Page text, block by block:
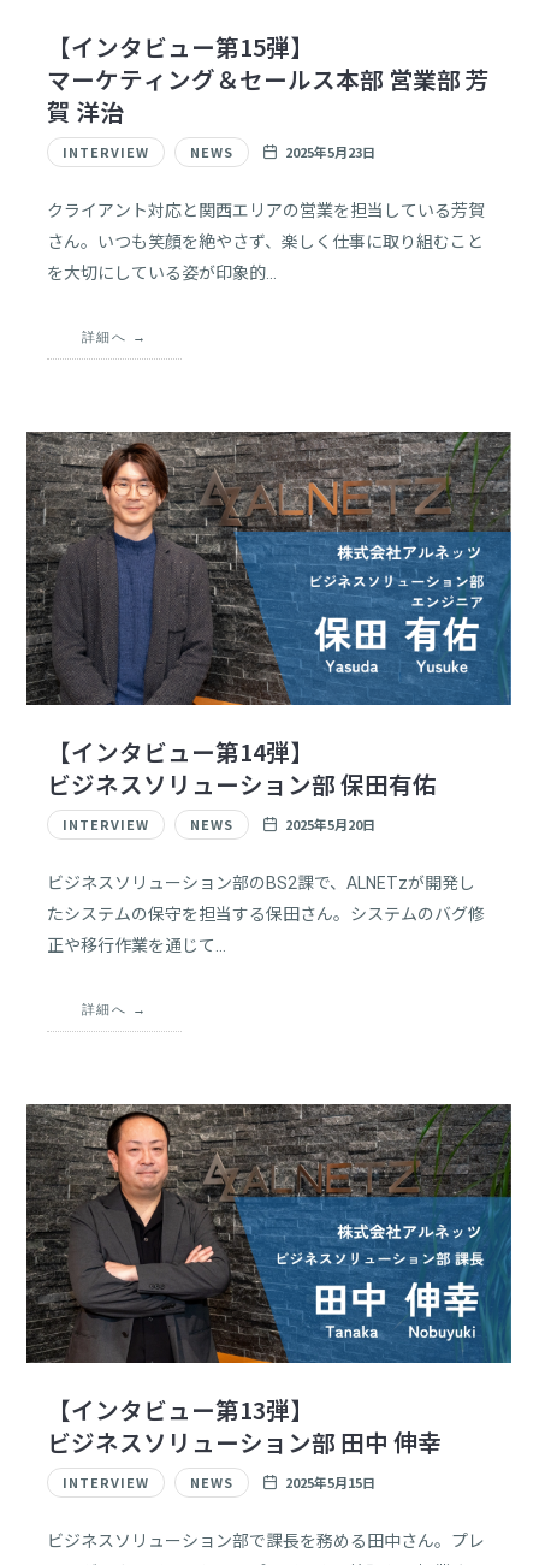
【インタビュー第15弾】
マーケティング＆セールス本部 営業部 芳
賀 洋治
INTERVIEW NEWS 2025年5月23日
クライアント対応と関西エリアの営業を担当している芳賀
さん。いつも笑顔を絶やさず、楽しく仕事に取り組むこと
を大切にしている姿が印象的…
詳細へ
【インタビュー第14弾】
ビジネスソリューション部 保田有佑
INTERVIEW NEWS 2025年5月20日
ビジネスソリューション部のBS2課で、ALNETzが開発し
たシステムの保守を担当する保田さん。システムのバグ修
正や移行作業を通じて…
詳細へ
【インタビュー第13弾】
ビジネスソリューション部 田中 伸幸
INTERVIEW NEWS 2025年5月15日
ビジネスソリューション部で課長を務める田中さん。プレ